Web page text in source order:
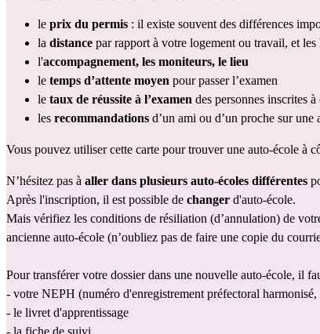
le prix du permis : il existe souvent des différences
la distance par rapport à votre logement ou travail, et les
l'accompagnement, les moniteurs, le lieu
le temps d’attente moyen pour passer l’examen
le taux de réussite à l’examen des personnes inscrites
les recommandations d’un ami ou d’un proche sur
Vous pouvez utiliser cette carte pour trouver une auto-école à
N’hésitez pas à aller dans plusieurs auto-écoles différentes
Après l'inscription, il est possible de changer d'auto-école.
Mais vérifiez les conditions de résiliation (d’annulation) de
ancienne auto-école (n’oubliez pas de faire une copie du
Pour transférer votre dossier dans une nouvelle auto-école, il
- votre NEPH (numéro d'enregistrement préfectoral
- le livret d'apprentissage